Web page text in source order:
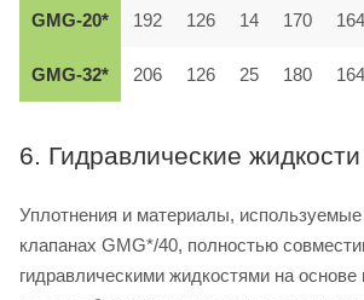
GMG-20* 192 126 14 170 164
GMG-32* 206 126 25 180 164
6. Гидравлические жидкости
Уплотнения и материалы,
клапанах GMG*/40, полностью
гидравлическими жидкостями на